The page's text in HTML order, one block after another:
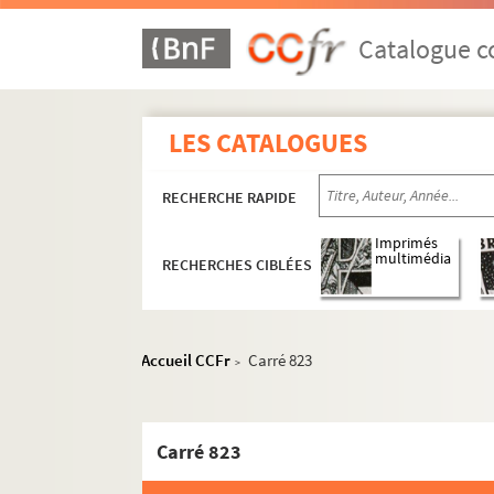
Catalogue
LES CATALOGUES
RECHERCHE RAPIDE
RECHERCHES CIBLÉES
Imprimés
multimédia
Accueil CCFr > Carré 823
Carré 823